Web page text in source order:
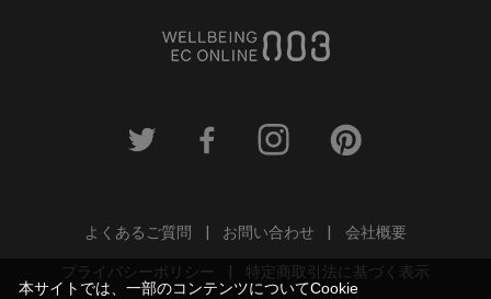
よくあるご質問 お問い合わせ
会社概要
プライバシーポリシー
特定商取引法に基づく表示
本サイトでは、一部のコンテンツについてCookie